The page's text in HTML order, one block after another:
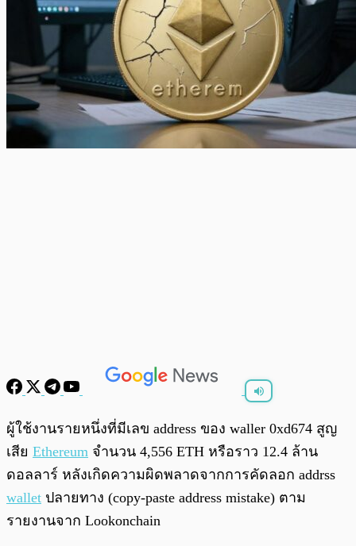
ผู้ใช้งานรายหนึ่งที่มีเลข address ของ waller 0xd674 สูญ
เสีย Ethereum จำนวน 4,556 ETH หรือราว 12.4 ล้าน
ดอลลาร์ หลังเกิดความผิดพลาดจากการคัดลอก addrss
wallet ปลายทาง (copy-paste address mistake) ตาม
รายงานจาก Lookonchain